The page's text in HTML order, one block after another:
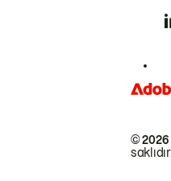
© 2026
saklıdır.